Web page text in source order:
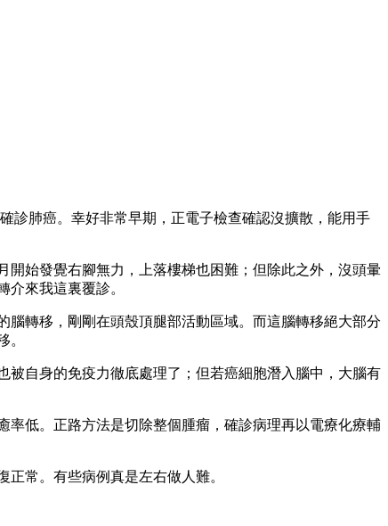
診肺癌。幸好非常早期，正電子檢查確認沒擴散，能用手
始發覺右腳無力，上落樓梯也困難；但除此之外，沒頭暈
來我這裏覆診。
轉移，剛剛在頭殼頂腿部活動區域。而這腦轉移絕大部分
。
自身的免疫力徹底處理了；但若癌細胞潛入腦中，大腦有
低。正路方法是切除整個腫瘤，確診病理再以電療化療輔
常。有些病例真是左右做人難。